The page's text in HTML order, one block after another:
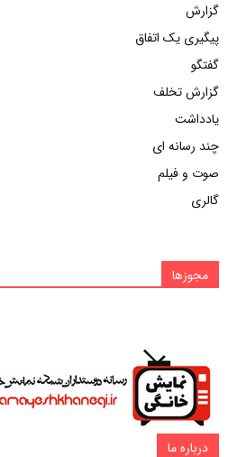
گزارش
پیگیری یک اتفاق
گفتگو
گزارش تخلف
یادداشت
چند رسانه ای
صوت و فیلم
گالری
مجوزها
درباره ما